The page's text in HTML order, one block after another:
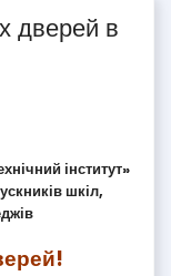
дверей в
інститут»
шкіл,